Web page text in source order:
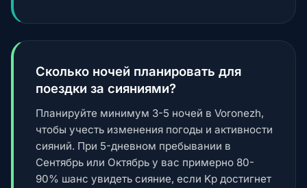
Сколько ночей планировать для
поездки за сияниями?
Планируйте минимум 3-5 ночей в Voronezh,
чтобы учесть изменения погоды и активности
сияний. При 5-дневном пребывании в
Сентябрь или Октябрь у вас примерно 80-
90% шанс увидеть сияние, если Kp достигнет